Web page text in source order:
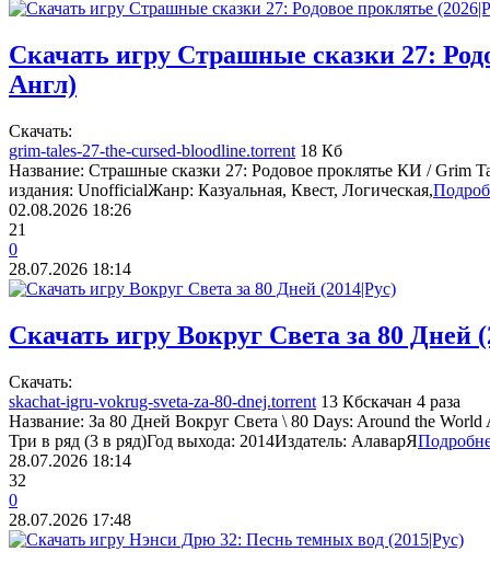
Скачать игру Страшные сказки 27:
Англ)
Cкачать:
grim-tales-27-the-cursed-bloodline.torrent 18 Кб
Название: Страшные сказки 27: Родовое проклятье КИ / Grim
издания: UnofficialЖанр: Казуальная, Квест, Логическая,
02.08.2026 18:26
21
0
28.07.2026 18:14
Скачать игру Вокруг Света за 80 Дней
Cкачать:
skachat-igru-vokrug-sveta-za-80-dnej.torrent 13 Кбскачан 4 раза
Название: За 80 Дней Вокруг Света \ 80 Days: Around the
Три в ряд (3 в ряд)Год выхода: 2014Издатель: АлаварЯ
28.07.2026 18:14
32
0
28.07.2026 17:48